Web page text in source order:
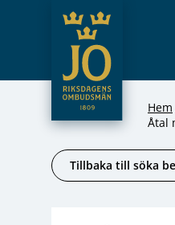
Hoppa till
JO – Riksdagens
Hem
Åtal
Tillbaka till söka